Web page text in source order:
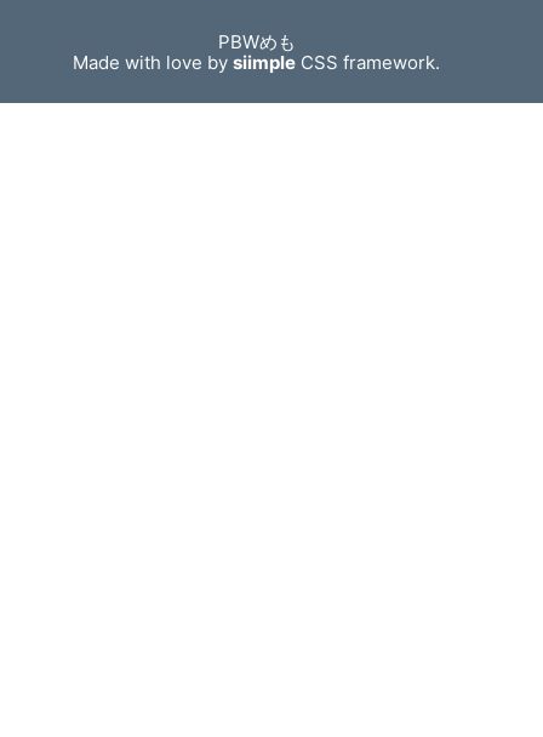
PBWめも
Made with love bysiimple CSS framework.